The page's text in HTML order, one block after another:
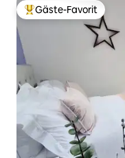
Beliebter Gäste-Favorit.
Gäste-Favorit